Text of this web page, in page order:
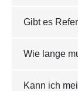
Gibt es
Wie lange
Kann ich